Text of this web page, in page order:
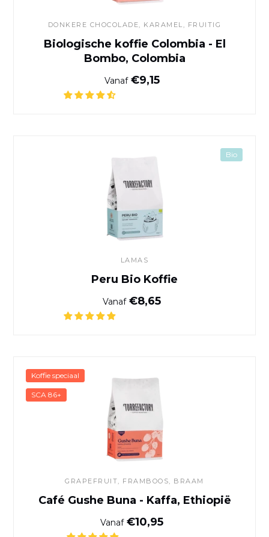
DONKERE CHOCOLADE , KARAMEL, FRUITIG
Biologische koffie Colombia - El
Bombo, Colombia
Normale prijs
Vanaf€9,15
LAMAS
Peru Bio Koffie
Normale prijs
Vanaf€8,65
Bio
GRAPEFRUIT, FRAMBOOS, BRAAM
Café Gushe Buna - Kaffa, Ethiopië
Normale prijs
Vanaf€10,95
Koffie speciaal
SCA 86+